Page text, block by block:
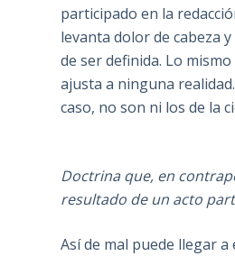
participado en la
levanta dolor de cabeza
de ser definida. Lo
ajusta a ninguna
caso, no son ni los de la
Doctrina que, en
resultado de un acto
Así de mal puede llegar a